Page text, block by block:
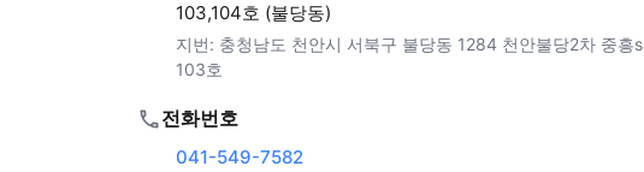
103,104호 (불당동)
지번: 충청남도 천안시 서북구 불당동 1284 천안불당2차 중흥
103호
전화번호
041-549-7582